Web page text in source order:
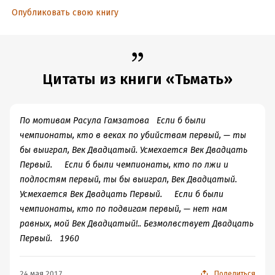
Опубликовать свою книгу
Цитаты из книги «Тьмать»
По мотивам Расула Гамзатова Если б были
чемпионаты, кто в веках по убийствам первый, — ты
бы выиграл, Век Двадцатый. Усмехается Век Двадцать
Первый. Если б были чемпионаты, кто по лжи и
подлостям первый, ты бы выиграл, Век Двадцатый.
Усмехается Век Двадцать Первый. Если б были
чемпионаты, кто по подвигам первый, — нет нам
равных, мой Век Двадцатый!.. Безмолвствует Двадцать
Первый. 1960